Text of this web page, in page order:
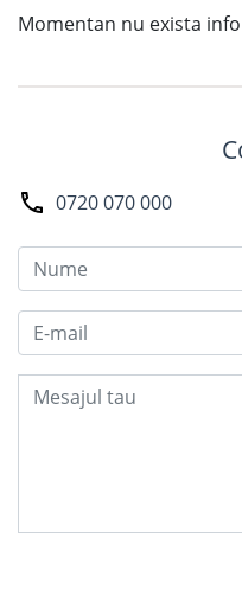
Momentan nu exista
0720 070 000